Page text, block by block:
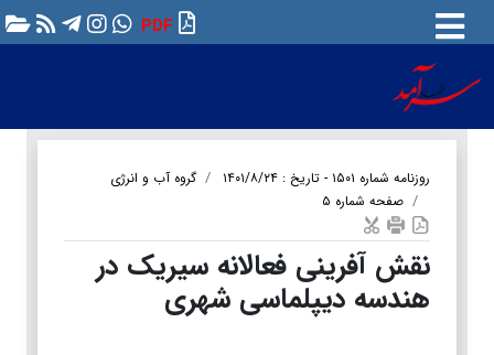
PDF
روزنامه شماره ۱۵۰۱ - تاریخ : ۱۴۰۱/۸/۲۴
گروه آب و انرژی
صفحه شماره ۵
نقش آفرینی فعالانه سیریک در
هندسه دیپلماسی شهری